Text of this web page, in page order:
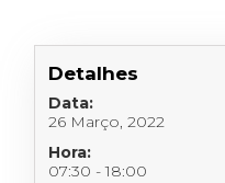
Detalhes
Data:
26 Março, 2022
Hora:
07:30 - 18:00